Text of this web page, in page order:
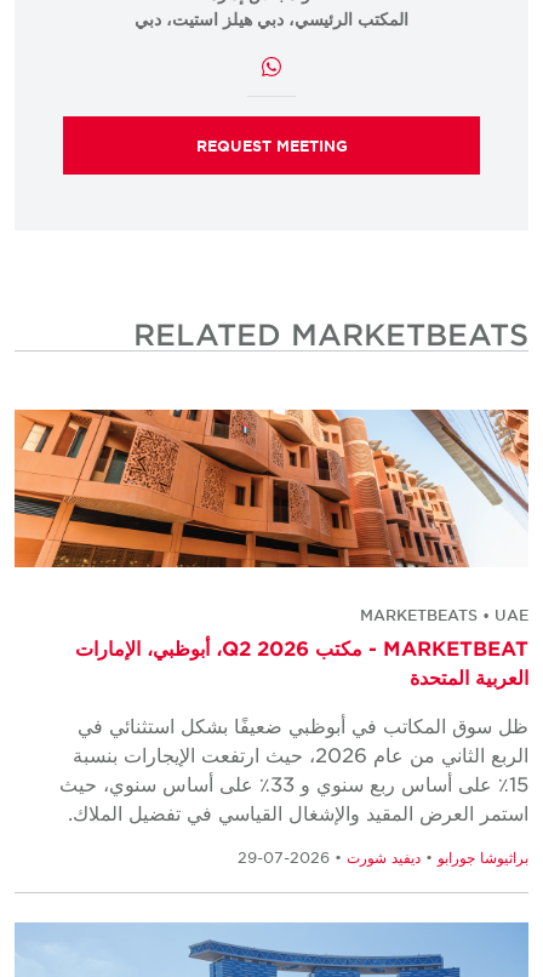
المكتب الرئيسي، دبي هيلز استيت، دبي
REQUEST MEETING
RELATED MARKETBEATS
MARKETBEATS • UAE
MARKETBEAT - مكتب Q2 2026، أبوظبي، الإمارات
العربية المتحدة
ظل سوق المكاتب في أبوظبي ضعيفًا بشكل استثنائي في
الربع الثاني من عام 2026، حيث ارتفعت الإيجارات بنسبة
15٪ على أساس ربع سنوي و 33٪ على أساس سنوي، حيث
استمر العرض المقيد والإشغال القياسي في تفضيل الملاك.
براثيوشا جورابو • ديفيد شورت • 2026-07-29